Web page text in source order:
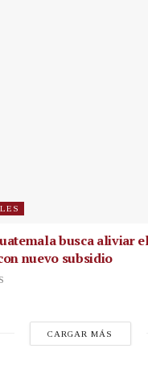
busca aliviar
nuevo subsidio
CARGAR MÁS